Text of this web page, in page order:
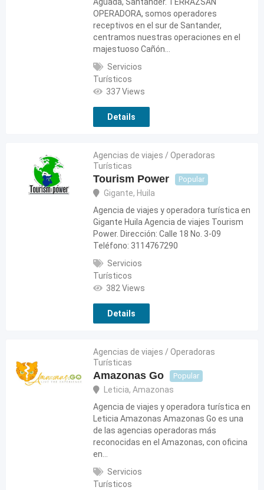
Aguada, Santander. TERRAZSAN
OPERADORA, somos operadores
receptivos en el sur de Santander,
centramos nuestras operaciones en el
majestuoso Cañón…
Servicios
Turísticos
337 Views
Details
Agencias de viajes / Operadoras
Turísticas
Tourism Power Popular
Gigante, Huila
Agencia de viajes y operadora turística en
Gigante Huila Agencia de viajes Tourism
Power. Dirección: Calle 18 No. 3-09
Teléfono: 3114767290
Servicios
Turísticos
382 Views
Details
Agencias de viajes / Operadoras
Turísticas
Amazonas Go Popular
Leticia, Amazonas
Agencia de viajes y operadora turística en
Leticia Amazonas Amazonas Go es una
de las agencias operadoras más
reconocidas en el Amazonas, con oficina
en…
Servicios
Turísticos